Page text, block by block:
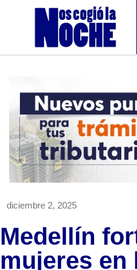
diciembre 2, 2025
Medellín
mujeres en